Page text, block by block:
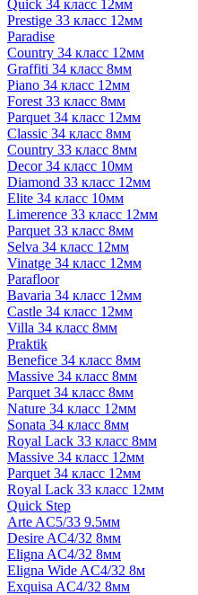
Quick 34 класс 12мм
Prestige 33 класс 12мм
Paradise
Country 34 класс 12мм
Graffiti 34 класс 8мм
Piano 34 класс 12мм
Forest 33 класс 8мм
Parquet 34 класс 12мм
Classic 34 класс 8мм
Country 33 класс 8мм
Decor 34 класс 10мм
Diamond 33 класс 12мм
Elite 34 класс 10мм
Limerence 33 класс 12мм
Parquet 33 класс 8мм
Selva 34 класс 12мм
Vinatge 34 класс 12мм
Parafloor
Bavaria 34 класс 12мм
Castle 34 класс 12мм
Villa 34 класс 8мм
Praktik
Benefice 34 класс 8мм
Massive 34 класс 8мм
Parquet 34 класс 8мм
Nature 34 класс 12мм
Sonata 34 класс 8мм
Royal Lack 33 класс 8мм
Massive 34 класс 12мм
Parquet 34 класс 12мм
Royal Lack 33 класс 12мм
Quick Step
Arte AC5/33 9.5мм
Desire AC4/32 8мм
Eligna AC4/32 8мм
Eligna Wide AC4/32 8м
Exquisa AC4/32 8мм